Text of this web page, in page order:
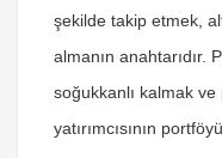
şekilde takip etmek,
almanın anahtarıdır.
soğukkanlı kalmak ve
yatırımcısının